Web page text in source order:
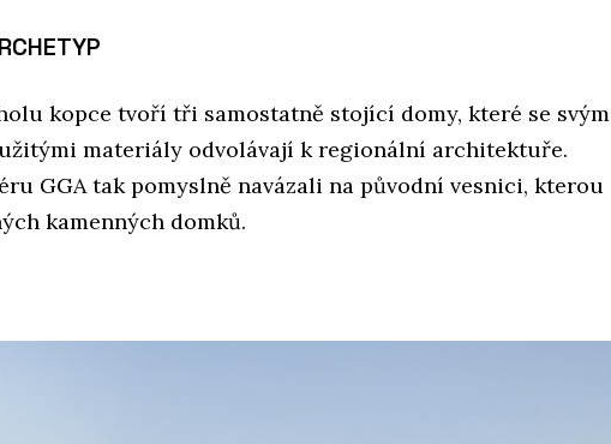
kopce tvoří tři samostatně stojící domy, které se svým
materiály odvolávají k regionální architektuře.
GGA tak pomyslně navázali na původní vesnici, kterou
kamenných domků.